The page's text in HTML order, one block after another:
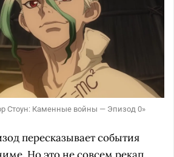
Стоун: Каменные войны — Эпизод 0»
пересказывает события